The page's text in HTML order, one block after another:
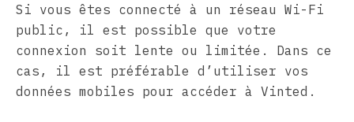
Si vous êtes connecté à un réseau Wi-Fi
public, il est possible que votre
connexion soit lente ou limitée. Dans ce
cas, il est préférable d’utiliser vos
données mobiles pour accéder à Vinted.